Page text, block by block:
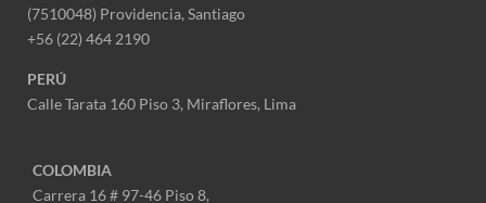
(7510048) Providencia, Santiago
+56 (22) 464 2190
PERÚ
Calle Tarata 160 Piso 3, Miraflores, Lima
COLOMBIA
Carrera 16 # 97-46 Piso 8,